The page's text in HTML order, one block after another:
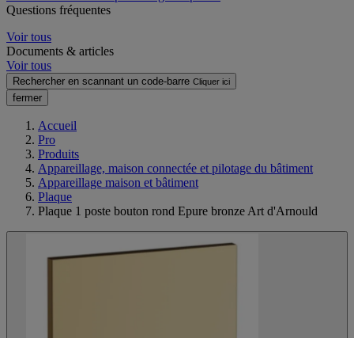
Questions fréquentes
Voir tous
Documents & articles
Voir tous
Rechercher en scannant un code-barre Cliquer ici
fermer
Accueil
Pro
Produits
Appareillage, maison connectée et pilotage du bâtiment
Appareillage maison et bâtiment
Plaque
Plaque 1 poste bouton rond Epure bronze Art d'Arnould